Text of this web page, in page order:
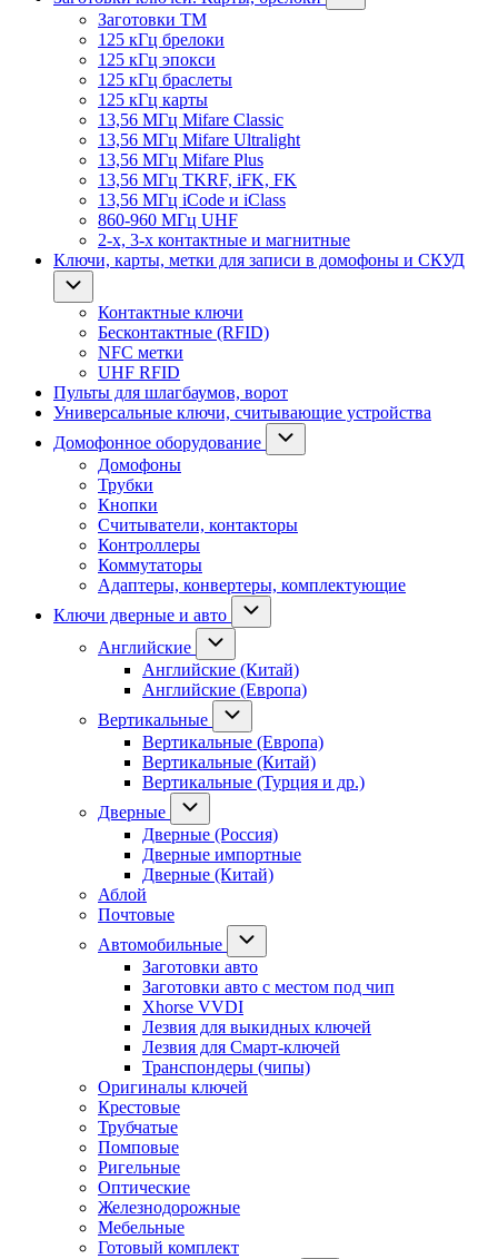
Заготовки ТМ
125 кГц брелоки
125 кГц эпокси
125 кГц браслеты
125 кГц карты
13,56 МГц Mifare Classic
13,56 МГц Mifare Ultralight
13,56 МГц Mifare Plus
13,56 МГц TKRF, iFK, FK
13,56 МГц iCode и iClass
860-960 МГц UHF
2-х, 3-х контактные и магнитные
Ключи, карты, метки для записи в домофоны и СКУД
Контактные ключи
Бесконтактные (RFID)
NFC метки
UHF RFID
Пульты для шлагбаумов, ворот
Универсальные ключи, считывающие устройства
Домофонное оборудование
Домофоны
Трубки
Кнопки
Считыватели, контакторы
Контроллеры
Коммутаторы
Адаптеры, конвертеры, комплектующие
Ключи дверные и авто
Английские
Английские (Китай)
Английские (Европа)
Вертикальные
Вертикальные (Европа)
Вертикальные (Китай)
Вертикальные (Турция и др.)
Дверные
Дверные (Россия)
Дверные импортные
Дверные (Китай)
Аблой
Почтовые
Автомобильные
Заготовки авто
Заготовки авто с местом под чип
Xhorse VVDI
Лезвия для выкидных ключей
Лезвия для Смарт-ключей
Транспондеры (чипы)
Оригиналы ключей
Крестовые
Трубчатые
Помповые
Ригельные
Оптические
Железнодорожные
Мебельные
Готовый комплект